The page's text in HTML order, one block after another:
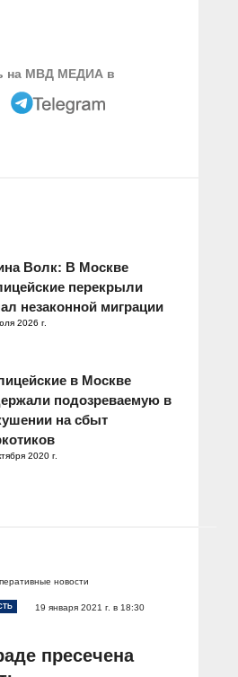
на МВД МЕДИА в
Волк: В Москве
перекрыли
незаконной миграции
2026 г.
в Москве
подозреваемую в
на сбыт
2020 г.
новости
19 января 2021 г. в 18:30
пресечена